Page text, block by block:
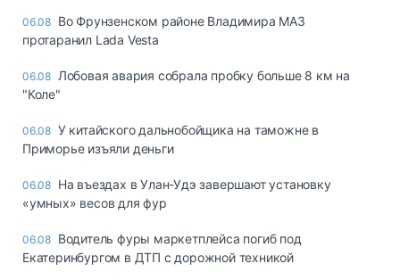
06.08 Во Фрунзенском районе Владимира МАЗ
протаранил Lada Vesta
06.08 Лобовая авария собрала пробку больше 8 км на
"Коле"
06.08 У китайского дальнобойщика на таможне в
Приморье изъяли деньги
06.08 Ha въeздax в Улaн-Удэ зaвepшaют ycтaнoвкy
«yмныx» вecoв для фyp
06.08 Водитель фуры маркетплейса погиб под
Екатеринбургом в ДТП с дорожной техникой